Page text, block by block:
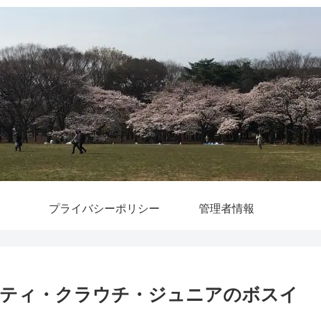
プライバシーポリシー 管理者情報
ィ・クラウチ・ジュニアのボスイ